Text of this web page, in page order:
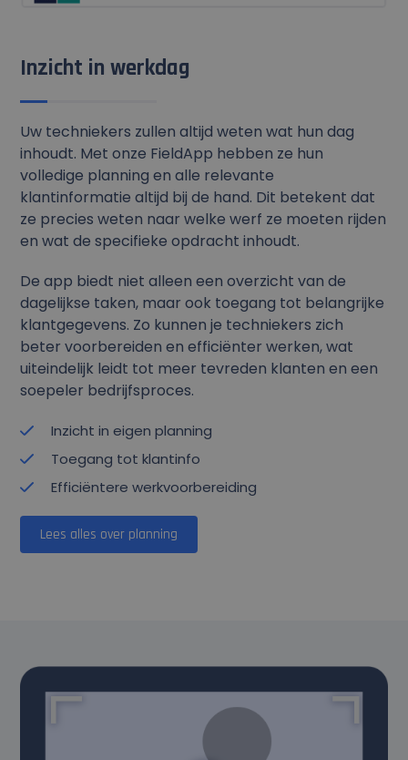
Inzicht in werkdag
Uw techniekers zullen altijd weten wat hun dag
inhoudt. Met onze FieldApp hebben ze hun
volledige planning en alle relevante
klantinformatie altijd bij de hand. Dit betekent dat
ze precies weten naar welke werf ze moeten rijden
en wat de specifieke opdracht inhoudt.
De app biedt niet alleen een overzicht van de
dagelijkse taken, maar ook toegang tot belangrijke
klantgegevens. Zo kunnen je techniekers zich
beter voorbereiden en efficiënter werken, wat
uiteindelijk leidt tot meer tevreden klanten en een
soepeler bedrijfsproces.
Inzicht in eigen planning
Toegang tot klantinfo
Efficiëntere werkvoorbereiding
Lees alles over planning